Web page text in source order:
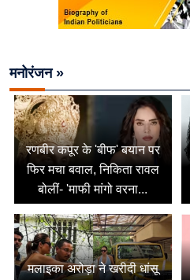
मनोरंजन »
रणबीर कपूर के 'बीफ' बयान पर
फिर मचा बवाल, निकिता रावल
बोलीं- 'माफी मांगो वरना...
मलाइका अरोड़ा ने खरीदी धांसू